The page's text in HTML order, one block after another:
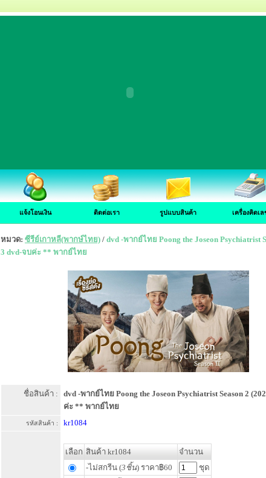
แจ้งโอนเงิน ติดต่อเรา รูปแบบสินค้า เครื่องคิดเล
หมวด: ซีรีย์เกาหลี(พากษ์ไทย) / dvd -พากย์ไทย Poong the Joseon Psychiatrist
3 dvd-จบค่ะ ** พากย์ไทย
ชื่อสินค้า :
dvd -พากย์ไทย Poong the Joseon Psychiatrist Season 2
ค่ะ ** พากย์ไทย
รหัสสินค้า : kr1084
เลือก สินค้า kr1084
จำนวน
-ไม่สกรีน (3ชิ้น) ราคา฿60
ชุด